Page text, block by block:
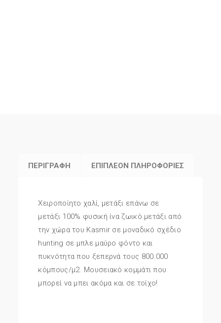
ΠΕΡΙΓΡΑΦΉ ΕΠΙΠΛΈΟΝ ΠΛΗΡΟΦΟΡΊΕΣ
Χειροποίητο χαλί, μετάξι επάνω σε
μετάξι 100% φυσική ίνα ζωικό μετάξι από
την χώρα του Kasmir σε μοναδικό σχέδιο
hunting σε μπλε μαύρο φόντο και
πυκνότητα που ξεπερνά τους 800.000
κόμπους/μ2. Μουσειακό κομμάτι που
μπορεί να μπει ακόμα και σε τοίχο!